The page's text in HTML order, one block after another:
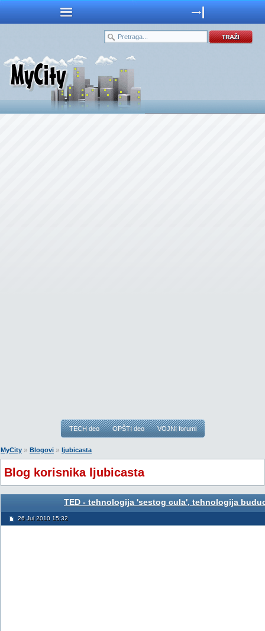
TECH deo OPŠTI deo VOJNI forumi
MyCity » Blogovi » ljubicasta
Blog korisnika ljubicasta
TED - tehnologija 'sestog cula', tehnologija
26 Jul 2010 15:32